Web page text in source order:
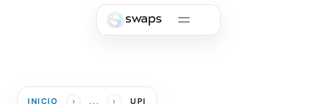
swaps
INICIO › ... › UPI